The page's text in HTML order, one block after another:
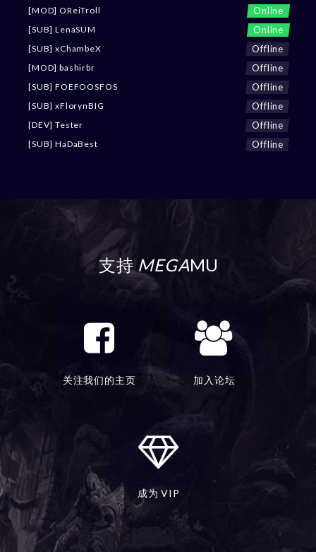
[MOD] OReiTroll Online
[SUB] LenaSUM Online
[SUB] xChambeX Offline
[MOD] bashirbr Offline
[SUB] FOEFOOSFOS Offline
[SUB] xFlorynBIG Offline
[DEV] Tester Offline
[SUB] HaDaBest Offline
支持 MEGAMU
关注我们的主页 加入论坛
成为 VIP